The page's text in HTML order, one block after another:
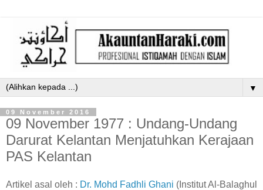
▼
09 November 2016
09 November 1977 : Undang-Undang
Darurat Kelantan Menjatuhkan Kerajaan
PAS Kelantan
Artikel asal oleh : Dr. Mohd Fadhli Ghani (Institut Al-Balaghul